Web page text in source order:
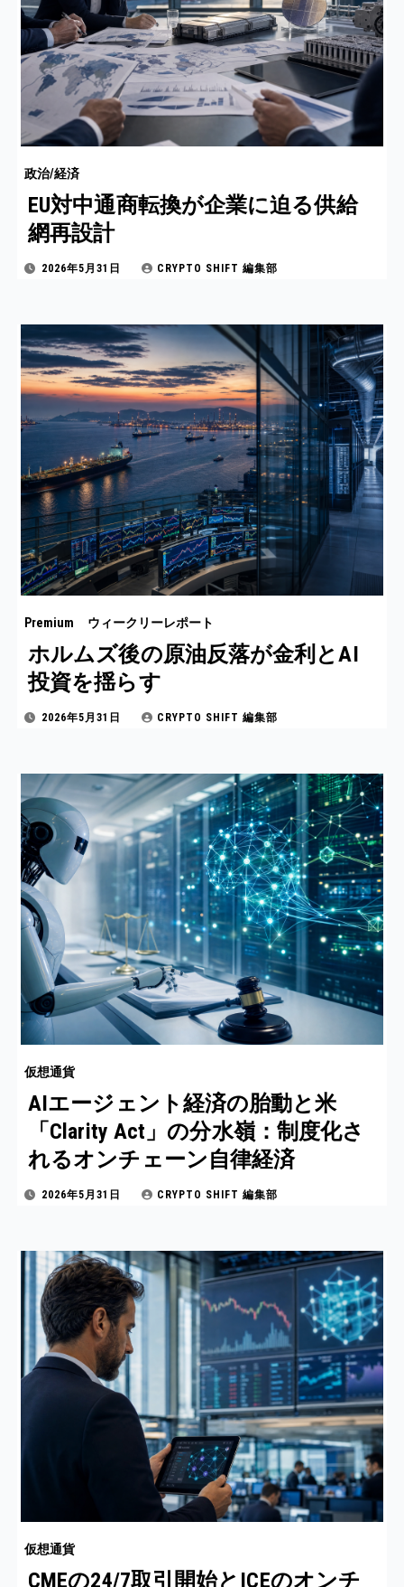
政治/経済
EU対中通商転換が企業に迫る供給
網再設計
2026年5月31日 CRYPTO SHIFT 編集部
Premium ウィークリーレポート
ホルムズ後の原油反落が金利とAI
投資を揺らす
2026年5月31日 CRYPTO SHIFT 編集部
仮想通貨
AIエージェント経済の胎動と米
「Clarity Act」の分水嶺：制度化さ
れるオンチェーン自律経済
2026年5月31日 CRYPTO SHIFT 編集部
仮想通貨
CMEの24/7取引開始とICEのオンチ